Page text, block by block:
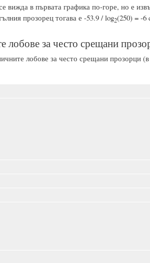
вижда в първата графика по-горе, но е
прозорец тогава е -53.9 / log2(250) = -6
лобове за често срещани
лобове за често срещани прозорци